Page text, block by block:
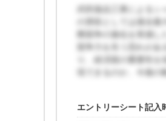
武田薬品工業による
の買収としては過去
際競争の激化を実感
競争力を失う恐れが
り、経済面の重要性
現できるのか、今後の
エントリーシート記入